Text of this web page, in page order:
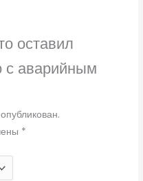
оставил
с аварийным
*